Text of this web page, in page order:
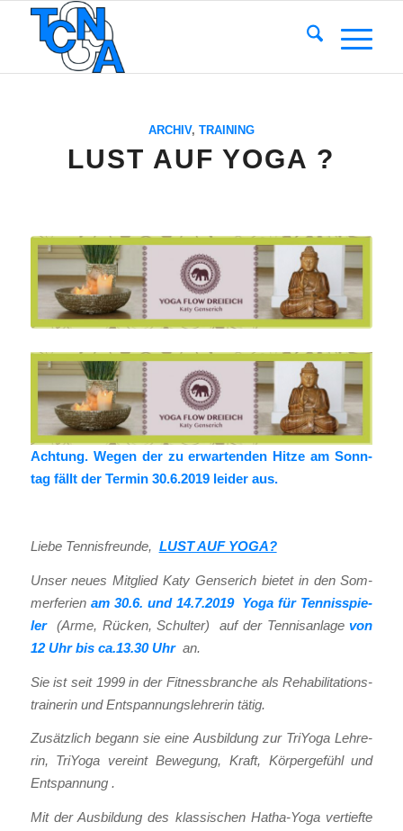
ARCHIV, TRAINING
LUST AUF YOGA ?
Ach­tung. Wegen der zu erwar­ten­den Hit­ze am Sonn­
tag fällt der Ter­min 30.6.2019 lei­der aus.
Lie­be Ten­nis­freun­de, LUST AUF YOGA?
Unser neu­es Mit­glied Katy Gen­se­rich bie­tet in den Som­
mer­fe­ri­en am 30.6. und 14.7.2019 Yoga für Ten­nis­spie­
ler(Arme, Rücken, Schul­ter) auf der Ten­nis­an­la­gevon
12 Uhr bis ca.13.30 Uhran.
Sie ist seit 1999 in der Fit­ness­bran­che als Reha­bi­li­ta­ti­ons­
trai­ne­rin und Ent­span­nungs­leh­re­rin tätig.
Zusätz­lich begann sie eine Aus­bil­dung zur Tri­Yo­ga Leh­re­
rin, Tri­Yo­ga ver­eint Bewe­gung, Kraft, Kör­per­ge­fühl und
Ent­span­nung .
Mit der Aus­bil­dung des klas­si­schen Hatha-Yoga ver­tief­te